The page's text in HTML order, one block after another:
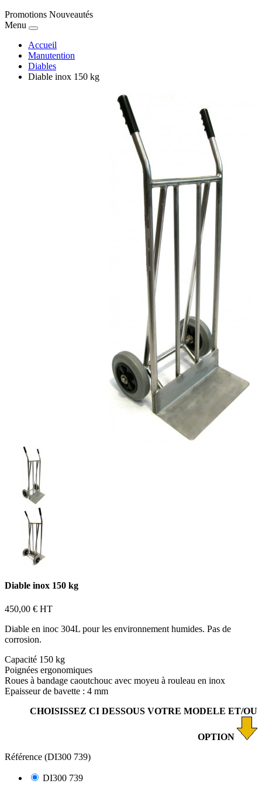
Promotions Nouveautés
Menu
Accueil
Manutention
Diables
Diable inox 150 kg
Diable inox 150 kg
450,00 € HT
Diable en inoc 304L pour les environnement humides. Pas de
corrosion.
Capacité 150 kg
Poignées ergonomiques
Roues à bandage caoutchouc avec moyeu à rouleau en inox
Epaisseur de bavette : 4 mm
CHOISISSEZ CI DESSOUS VOTRE MODELE ET/OU
OPTION
Référence (DI300 739)
DI300 739